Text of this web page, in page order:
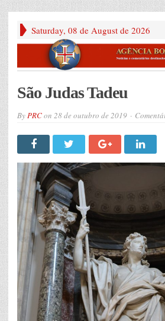
Saturday, 08 de August de 2026
São Judas Tadeu
ByPRCon 28 de outubro de 2019